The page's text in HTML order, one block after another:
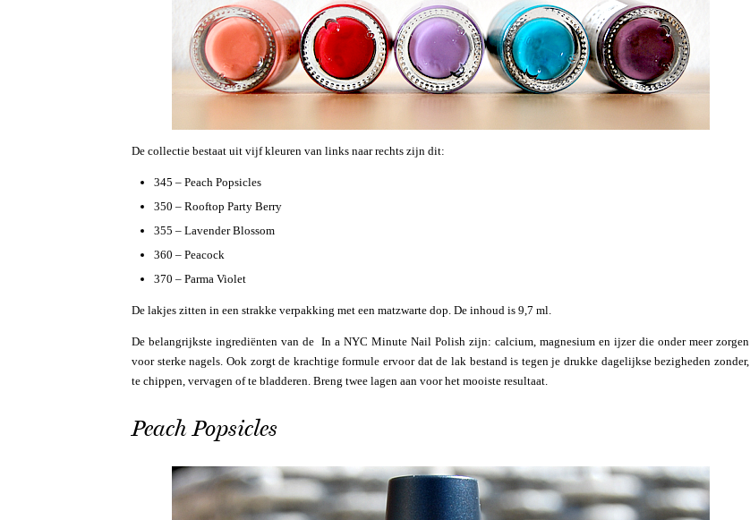
De collectie bestaat uit vijf kleuren van links naar rechts zijn dit:
345 – Peach Popsicles
350 – Rooftop Party Berry
355 – Lavender Blossom
360 – Peacock
370 – Parma Violet
De lakjes zitten in een strakke verpakking met een matzwarte dop. De inhoud is 9,7 ml.
De belangrijkste ingrediënten van de In a NYC Minute Nail Polish zijn: calcium, magnesium en ijzer die onder meer zorgen
voor sterke nagels. Ook zorgt de krachtige formule ervoor dat de lak bestand is tegen je drukke dagelijkse bezigheden zonder,
te chippen, vervagen of te bladderen. Breng twee lagen aan voor het mooiste resultaat.
Peach Popsicles